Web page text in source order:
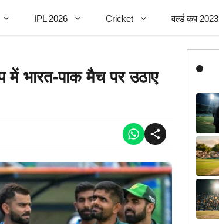
IPL 2026 Cricket वर्ल्ड कप 2023
भारत-पाक मैच पर उठाए